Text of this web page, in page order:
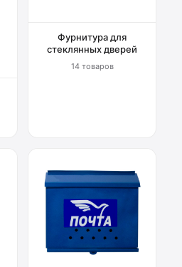
Фурнитура для
стеклянных дверей
14 товаров